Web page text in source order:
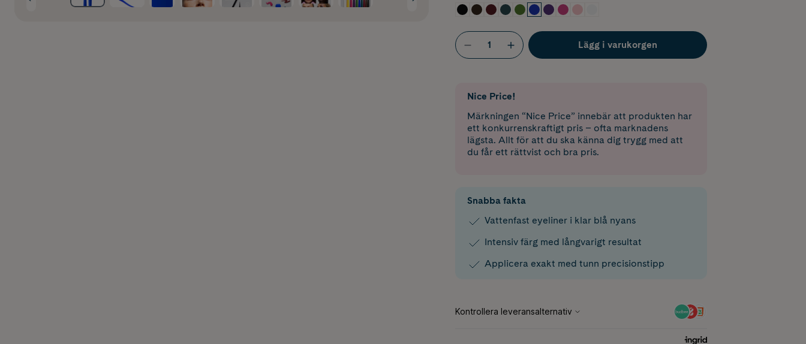
Lägg i varukorgen
Nice Price!
Märkningen “Nice Price” innebär att produkten har
ett konkurrenskraftigt pris – ofta marknadens
lägsta. Allt för att du ska känna dig trygg med att
du får ett rättvist och bra pris.
Snabba fakta
Vattenfast eyeliner i klar blå nyans
Intensiv färg med långvarigt resultat
Applicera exakt med tunn precisionstipp